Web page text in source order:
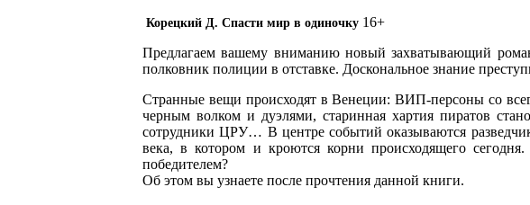
Корецкий Д. Спасти мир в одиночку 16+
Предлагаем вашему вниманию новый захватывающий
полковник полиции в отставке. Доскональное знание
Странные вещи происходят в Венеции: ВИП-персоны со
черным волком и дуэлями, старинная хартия пиратов
сотрудники ЦРУ… В центре событий оказываются
века, в котором и кроются корни происходящего
победителем?
Об этом вы узнаете после прочтения данной книги.